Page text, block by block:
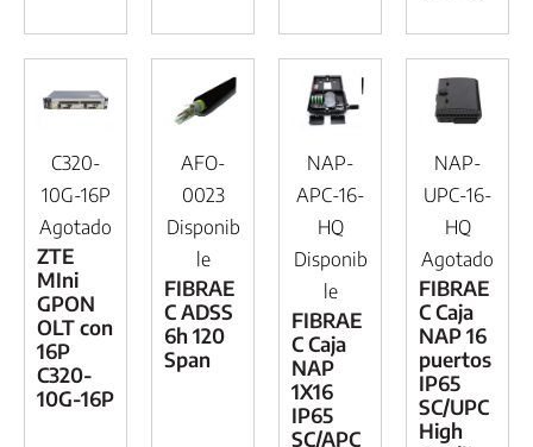
C320-
10G-16P
Agotado
ZTE
MIni
GPON
OLT con
16P
C320-
10G-16P
AFO-
0023
Disponib
le
FIBRAE
C ADSS
6h 120
Span
NAP-
APC-16-
HQ
Disponib
le
FIBRAE
C Caja
NAP
1X16
IP65
SC/APC
NAP-
UPC-16-
HQ
Agotado
FIBRAE
C Caja
NAP 16
puertos
IP65
SC/UPC
High